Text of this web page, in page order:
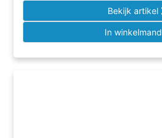
Bekijk artikel
In winkelmand